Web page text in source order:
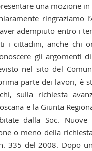
una mozione
ringraziamo
adempiuto entro i
i cittadini, anche chi
gli
nel sito del
parte dei lavori, è
sulla richiesta
e la Giunta
dalla Soc.
o meno della
335 del 2008. Dopo